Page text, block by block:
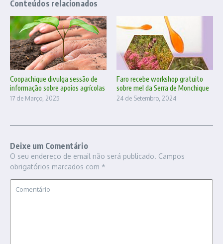
Conteúdos relacionados
Coopachique divulga sessão de
informação sobre apoios agrícolas
17 de Março, 2025
Faro recebe workshop gratuito
sobre mel da Serra de Monchique
24 de Setembro, 2024
Deixe um Comentário
O seu endereço de email não será publicado. Campos
obrigatórios marcados com *